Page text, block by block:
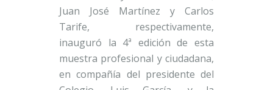
Juan José Martínez y Carlos
Tarife, respectivamente,
inauguró la 4ª edición de esta
muestra profesional y ciudadana,
en compañía del presidente del